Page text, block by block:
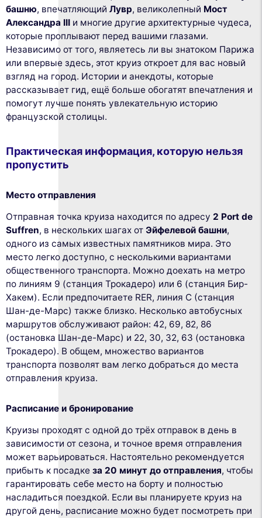
башню, впечатляющий Лувр, великолепный Мост
Александра III и многие другие архитектурные чудеса,
которые проплывают перед вашими глазами.
Независимо от того, являетесь ли вы знатоком Парижа
или впервые здесь, этот круиз откроет для вас новый
взгляд на город. Истории и анекдоты, которые
рассказывает гид, ещё больше обогатят впечатления и
помогут лучше понять увлекательную историю
французской столицы.
Практическая информация, которую нельзя
пропустить
Место отправления
Отправная точка круиза находится по адресу 2 Port de
Suffren, в нескольких шагах от Эйфелевой башни,
одного из самых известных памятников мира. Это
место легко доступно, с несколькими вариантами
общественного транспорта. Можно доехать на метро
по линиям 9 (станция Трокадеро) или 6 (станция Бир-
Хакем). Если предпочитаете RER, линия C (станция
Шан-де-Марс) также близко. Несколько автобусных
маршрутов обслуживают район: 42, 69, 82, 86
(остановка Шан-де-Марс) и 22, 30, 32, 63 (остановка
Трокадеро). В общем, множество вариантов
транспорта позволят вам легко добраться до места
отправления круиза.
Расписание и бронирование
Круизы проходят с одной до трёх отправок в день в
зависимости от сезона, и точное время отправления
может варьироваться. Настоятельно рекомендуется
прибыть к посадке за 20 минут до отправления, чтобы
гарантировать себе место на борту и полностью
насладиться поездкой. Если вы планируете круиз на
другой день, расписание можно будет посмотреть при